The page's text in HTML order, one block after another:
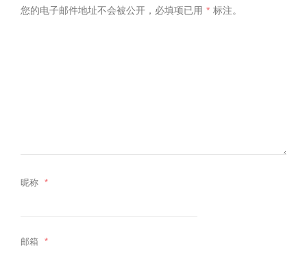
您的电子邮件地址不会被公开， 必填项已用 * 标注。
昵称 *
邮箱 *